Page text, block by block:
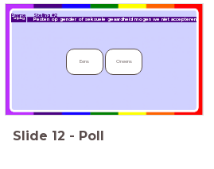
Stelling #2
Paarse
vrijdag Pesten op gender of seksuele geaardheid mogen we niet accepteren.
Eens Oneens
Slide 12 - Poll